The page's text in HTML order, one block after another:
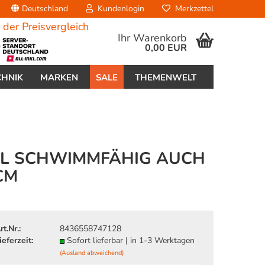
Deutschland Kundenlogin Merkzettel
Ihr Warenkorb
0,00 EUR
MARKEN SALE THEMENWELT
SCHWIMMFÄHIG AUCH
8436558747128
Sofort lieferbar | in 1-3 Werktagen
(Ausland abweichend)